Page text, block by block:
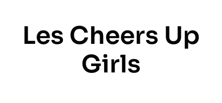
Les Cheers Up
Girls